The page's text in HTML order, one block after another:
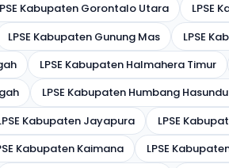
Kabupaten Gorontalo Utara LPSE
LPSE Kabupaten Gunung Mas LPSE
LPSE Kabupaten Halmahera Timur
LPSE Kabupaten Humbang
Kabupaten Jayapura LPSE
Kabupaten Kaimana LPSE